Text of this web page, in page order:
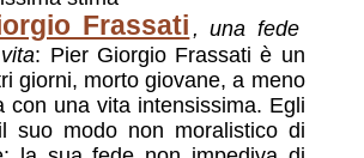
Frassati , una fede
: Pier Giorgio Frassati è un
giorni, morto giovane, a meno
con una vita intensissima. Egli
suo modo non moralistico di